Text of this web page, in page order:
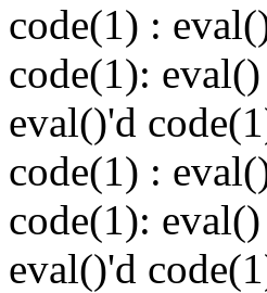
code(1) :
code(1):
eval()'d
code(1) :
code(1):
eval()'d